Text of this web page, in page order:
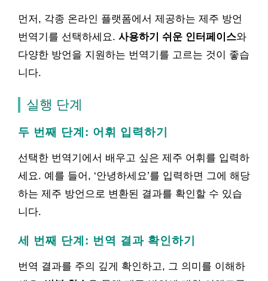
먼저, 각종 온라인 플랫폼에서 제공하는 제주 방언
번역기를 선택하세요. 사용하기 쉬운 인터페이스와
다양한 방언을 지원하는 번역기를 고르는 것이 좋습
니다.
실행 단계
두 번째 단계: 어휘 입력하기
선택한 번역기에서 배우고 싶은 제주 어휘를 입력하
세요. 예를 들어, ‘안녕하세요’를 입력하면 그에 해당
하는 제주 방언으로 변환된 결과를 확인할 수 있습
니다.
세 번째 단계: 번역 결과 확인하기
번역 결과를 주의 깊게 확인하고, 그 의미를 이해하